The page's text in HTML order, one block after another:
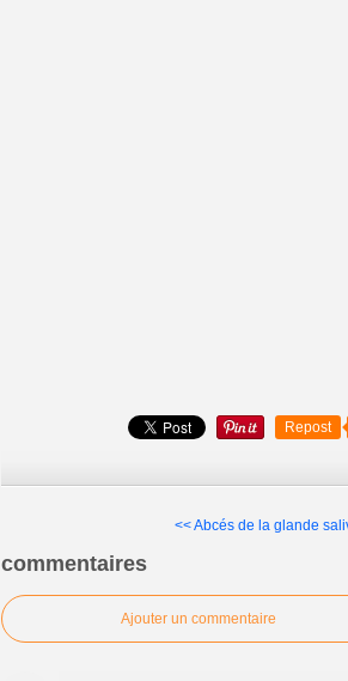
Repost
<< Abcés de la glande
commentaires
Ajouter un commentaire